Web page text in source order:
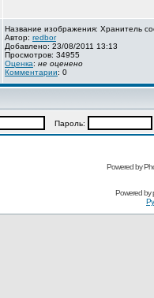
Название изображения: Хранитель
Автор: redbor
Добавлено: 23/08/2011 13:13
Просмотров: 34955
Оценка: не оценено
Комментарии: 0
Пароль:
Powered by
Powered by